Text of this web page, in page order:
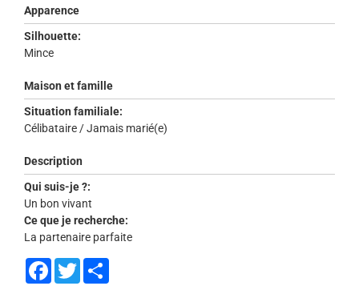
Apparence
Silhouette:
Mince
Maison et famille
Situation familiale:
Célibataire / Jamais marié(e)
Description
Qui suis-je ?:
Un bon vivant
Ce que je recherche:
La partenaire parfaite
Facebook
Twitter